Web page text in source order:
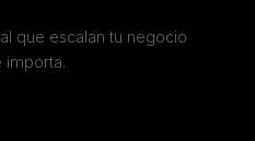
que escalan tu negocio
importa.